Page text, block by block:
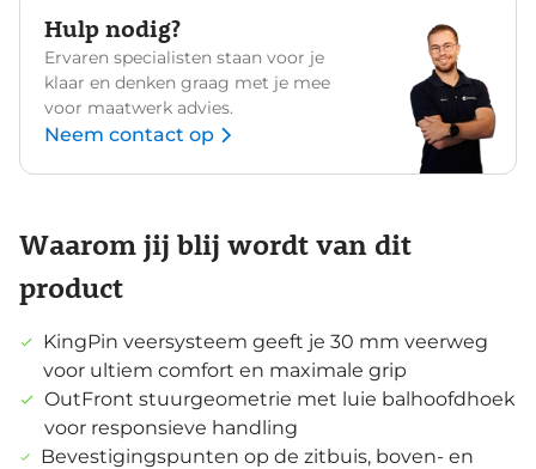
Hulp nodig?
Ervaren specialisten staan voor je
klaar en denken graag met je mee
voor maatwerk advies.
Neem contact op
Waarom jij blij wordt van dit
product
KingPin veersysteem geeft je 30 mm veerweg
voor ultiem comfort en maximale grip
OutFront stuurgeometrie met luie balhoofdhoek
voor responsieve handling
Bevestigingspunten op de zitbuis, boven- en